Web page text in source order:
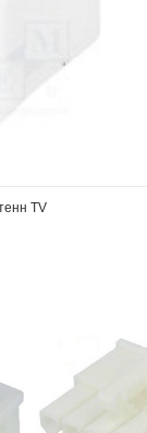
TV